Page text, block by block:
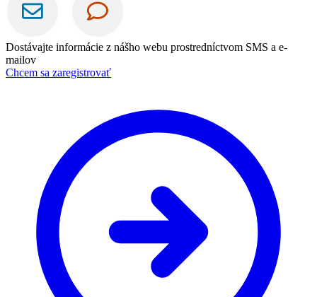
Dostávajte informácie z nášho webu prostredníctvom SMS a e-
mailov
Chcem sa zaregistrovať